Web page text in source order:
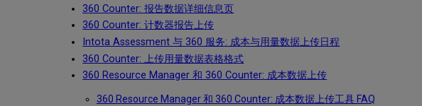
360 Counter: 报告数据详细信息页
360 Counter: 计数器报告上传
Intota Assessment 与 360 服务: 成本与用量数据上传日程
360 Counter: 上传用量数据表格格式
360 Resource Manager 和 360 Counter: 成本数据上传
360 Resource Manager 和 360 Counter: 成本数据上传工具 FAQ